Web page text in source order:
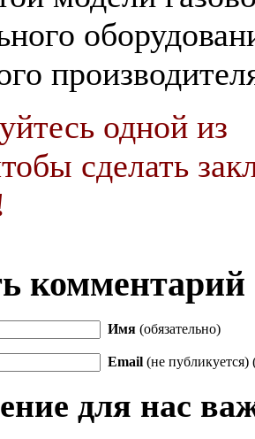
одной из
сделать
комментарий
Имя (обязательно)
Email (не публикуется)
для нас